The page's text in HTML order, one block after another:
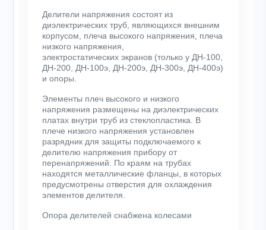
Делители напряжения состоят из
диэлектрических труб, являющихся внешним
корпусом, плеча высокого напряжения, плеча
низкого напряжения,
электростатических экранов (только у ДН-100,
ДН-200, ДН-100э, ДН-200э, ДН-300э, ДН-400э)
и опоры.
Элементы плеч высокого и низкого
напряжения размещены на диэлектрических
платах внутри труб из стеклопластика. В
плече низкого напряжения установлен
разрядник для защиты подключаемого к
делителю напряжения прибору от
перенапряжений. По краям на трубах
находятся металлические фланцы, в которых
предусмотрены отверстия для охлаждения
элементов делителя.
Опора делителей снабжена колесами